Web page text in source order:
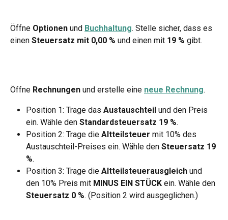
Öffne Optionen und Buchhaltung. Stelle sicher, dass es
einen Steuersatz mit 0,00 % und einen mit 19 % gibt.
Öffne Rechnungen und erstelle eine neue Rechnung.
Position 1: Trage das Austauschteil und den Preis
ein. Wähle den Standardsteuersatz 19 %.
Position 2: Trage die Altteilsteuer mit 10% des
Austauschteil-Preises ein. Wähle den Steuersatz 19
%.
Position 3: Trage die Altteilsteuerausgleich und
den 10% Preis mit MINUS EIN STÜCK ein. Wähle den
Steuersatz 0 %. (Position 2 wird ausgeglichen.)